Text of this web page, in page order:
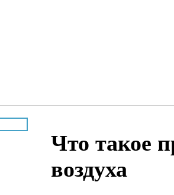
Что такое
воздуха